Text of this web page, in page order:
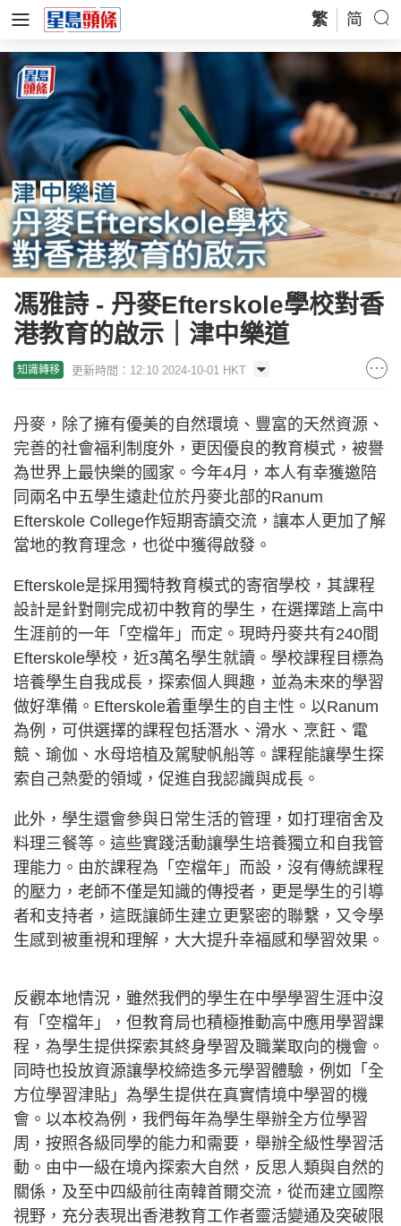
繁 简
馮雅詩 - 丹麥Efterskole學校對香
港教育的啟示｜津中樂道
知識轉移 更新時間：12:10 2024-10-01 HKT
丹麥，除了擁有優美的自然環境、豐富的天然資源、
完善的社會福利制度外，更因優良的教育模式，被譽
為世界上最快樂的國家。今年4月，本人有幸獲邀陪
同兩名中五學生遠赴位於丹麥北部的Ranum
Efterskole College作短期寄讀交流，讓本人更加了解
當地的教育理念，也從中獲得啟發。
Efterskole是採用獨特教育模式的寄宿學校，其課程
設計是針對剛完成初中教育的學生，在選擇踏上高中
生涯前的一年「空檔年」而定。現時丹麥共有240間
Efterskole學校，近3萬名學生就讀。學校課程目標為
培養學生自我成長，探索個人興趣，並為未來的學習
做好準備。Efterskole着重學生的自主性。以Ranum
為例，可供選擇的課程包括潛水、滑水、烹飪、電
競、瑜伽、水母培植及駕駛帆船等。課程能讓學生探
索自己熱愛的領域，促進自我認識與成長。
此外，學生還會參與日常生活的管理，如打理宿舍及
料理三餐等。這些實踐活動讓學生培養獨立和自我管
理能力。由於課程為「空檔年」而設，沒有傳統課程
的壓力，老師不僅是知識的傳授者，更是學生的引導
者和支持者，這既讓師生建立更緊密的聯繫，又令學
生感到被重視和理解，大大提升幸福感和學習效果。
反觀本地情況，雖然我們的學生在中學學習生涯中沒
有「空檔年」，但教育局也積極推動高中應用學習課
程，為學生提供探索其終身學習及職業取向的機會。
同時也投放資源讓學校締造多元學習體驗，例如「全
方位學習津貼」為學生提供在真實情境中學習的機
會。以本校為例，我們每年為學生舉辦全方位學習
周，按照各級同學的能力和需要，舉辦全級性學習活
動。由中一級在境內探索大自然，反思人類與自然的
關係，及至中四級前往南韓首爾交流，從而建立國際
視野，充分表現出香港教育工作者靈活變通及突破限